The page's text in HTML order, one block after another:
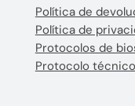
Política de
Política de
Protocolos de
Protocolo